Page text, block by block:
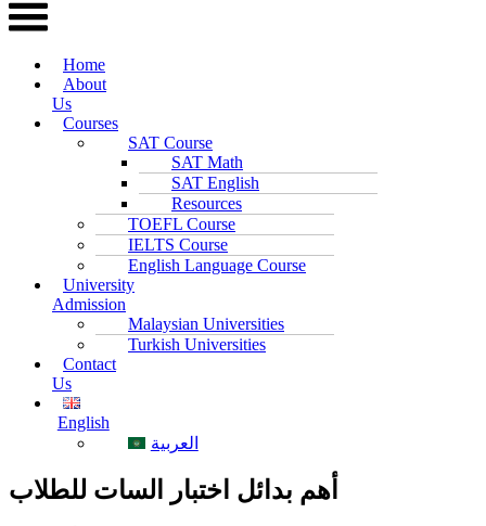
Home
About
Us
Courses
SAT Course
SAT Math
SAT English
Resources
TOEFL Course
IELTS Course
English Language Course
University
Admission
Malaysian Universities
Turkish Universities
Contact
Us
English
العربية
أهم بدائل اختبار السات للطلاب